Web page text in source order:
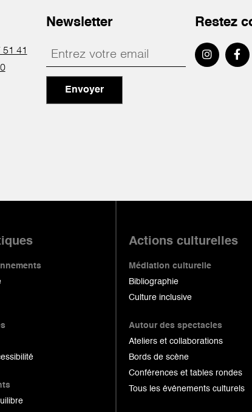
41
Newsletter
Envoyer
Restez
Actions culturelles
Médiation culturelle
Bibliographie
Culture inclusive
Autour des spectacles
Ateliers et collaborations
Bords de scène
Conférences et tables rondes
Tous les événements culturels